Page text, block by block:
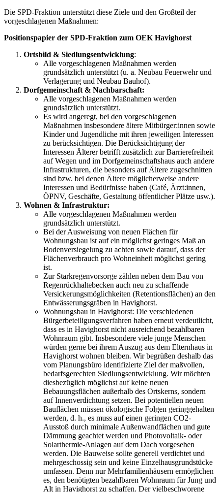
Die SPD-Fraktion unterstützt diese Ziele und den Großteil der
vorgeschlagenen Maßnahmen:
Positionspapier der SPD-Fraktion zum OEK Havighorst
Ortsbild & Siedlungsentwicklung:
Alle vorgeschlagenen Maßnahmen werden
grundsätzlich unterstützt (u. a. Neubau Feuerwehr und
Verlagerung und Neubau Bauhof).
Dorfgemeinschaft & Nachbarschaft:
Alle vorgeschlagenen Maßnahmen werden
grundsätzlich unterstützt.
Es wird angeregt, bei den vorgeschlagenen
Maßnahmen insbesondere ältere Mitbürger:innen sowie
Kinder und Jugendliche mit ihren jeweiligen Interessen
zu berücksichtigen. Die Berücksichtigung der
Interessen Älterer betrifft zusätzlich zur Barrierefreiheit
auf Wegen und im Dorfgemeinschaftshaus auch andere
Infrastrukturen, die besonders auf Ältere zugeschnitten
sind bzw. bei denen Ältere möglicherweise andere
Interessen und Bedürfnisse haben (Café, Ärzt:innen,
ÖPNV, Geschäfte, Gestaltung öffentlicher Plätze usw.).
Wohnen & Infrastruktur:
Alle vorgeschlagenen Maßnahmen werden
grundsätzlich unterstützt.
Bei der Ausweisung von neuen Flächen für
Wohnungsbau ist auf ein möglichst geringes Maß an
Bodenversiegelung zu achten sowie darauf, dass der
Flächenverbrauch pro Wohneinheit möglichst gering
ist.
Zur Starkregenvorsorge zählen neben dem Bau von
Regenrückhaltebecken auch neu zu schaffende
Versickerungsmöglichkeiten (Retentionsflächen) an den
Entwässerungsgräben in Havighorst.
Wohnungsbau in Havighorst: Die verschiedenen
Bürgerbeteiligungsverfahren haben erneut verdeutlicht,
dass es in Havighorst nicht ausreichend bezahlbaren
Wohnraum gibt. Insbesondere viele junge Menschen
würden gerne bei ihrem Auszug aus dem Elternhaus in
Havighorst wohnen bleiben. Wir begrüßen deshalb das
vom Planungsbüro identifizierte Ziel der maßvollen,
bedarfsgerechten Siedlungsentwicklung. Wir möchten
diesbezüglich möglichst auf keine neuen
Bebauungsflächen außerhalb des Ortskerns, sondern
auf Innenverdichtung setzen. Bei potentiellen neuen
Bauflächen müssen ökologische Folgen geringgehalten
werden, d. h., es muss auf einen geringen CO2-
Ausstoß durch minimale Außenwandflächen und gute
Dämmung geachtet werden und Photovoltaik- oder
Solarthermie-Anlagen auf dem Dach vorgesehen
werden. Die Bauweise sollte generell verdichtet und
mehrgeschossig sein und keine Einzelhausgrundstücke
umfassen. Denn nur Mehrfamilienhäusern ermöglichen
es, den benötigten bezahlbaren Wohnraum für Jung und
Alt in Havighorst zu schaffen. Der vielbeschworene